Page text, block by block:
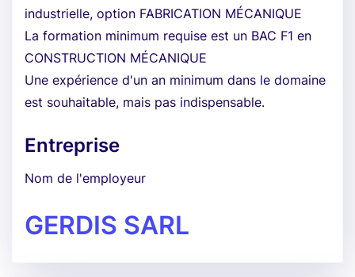
industrielle, option FABRICATION MÉCANIQUE
La formation minimum requise est un BAC F1 en
CONSTRUCTION MÉCANIQUE
Une expérience d'un an minimum dans le domaine
est souhaitable, mais pas indispensable.
Entreprise
Nom de l'employeur
GERDIS SARL